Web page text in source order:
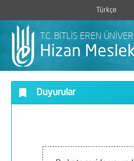
T.C. BİTLİS EREN
bookmark Duyurular